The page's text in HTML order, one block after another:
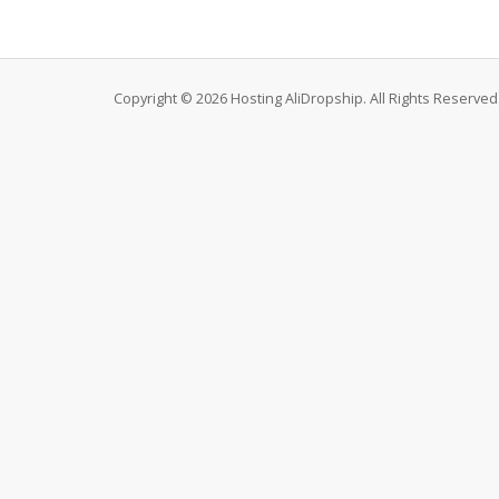
Copyright © 2026 Hosting AliDropship. All Rights